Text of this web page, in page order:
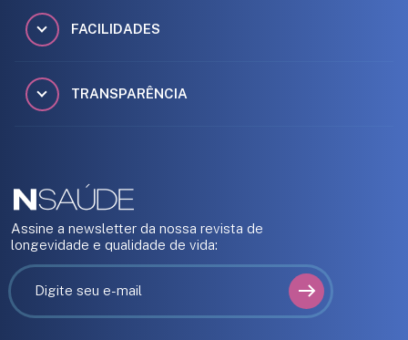
FACILIDADES
TRANSPARÊNCIA
Assine a newsletter da nossa revista de
longevidade e qualidade de vida: